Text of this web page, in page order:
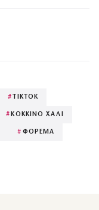
# TIKTOK
# ΚΟΚΚΙΝΟ ΧΑΛΙ
# ΦΟΡΕΜΑ